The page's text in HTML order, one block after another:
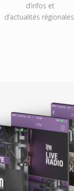
d’infos et
d’actualités régionales.